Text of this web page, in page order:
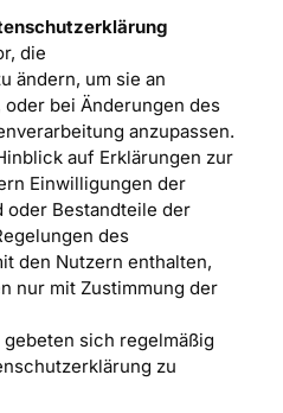
die
ändern, um sie an
bei Änderungen des
anzupassen.
auf Erklärungen zur
Einwilligungen der
Bestandteile der
des
den Nutzern enthalten,
nur mit Zustimmung der
sich regelmäßig
zu